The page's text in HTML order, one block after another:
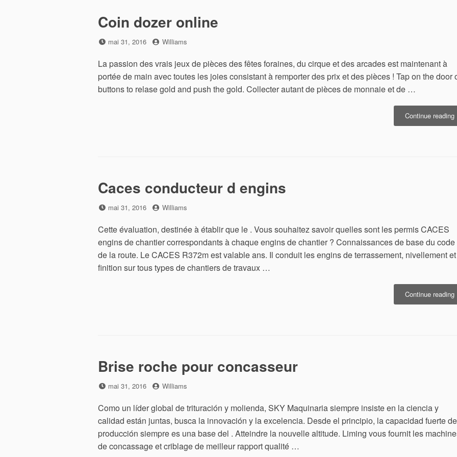
Coin dozer online
Posted
mai 31, 2016 by
Williams
La passion des vrais jeux de pièces des fêtes foraines, du cirque et des arcades est maintenant à
portée de main avec toutes les joies consistant à remporter des prix et des pièces ! Tap on the door
buttons to relase gold and push the gold. Collecter autant de pièces de monnaie et de …
Continue reading
Caces conducteur d engins
Posted
mai 31, 2016 by
Williams
Cette évaluation, destinée à établir que le . Vous souhaitez savoir quelles sont les permis CACES
engins de chantier correspondants à chaque engins de chantier ? Connaissances de base du code
de la route. Le CACES R372m est valable ans. Il conduit les engins de terrassement, nivellement et
finition sur tous types de chantiers de travaux …
Continue reading
Brise roche pour concasseur
Posted
mai 31, 2016 by
Williams
Como un líder global de trituración y molienda, SKY Maquinaria siempre insiste en la ciencia y
calidad están juntas, busca la innovación y la excelencia. Desde el principio, la capacidad fuerte de
producción siempre es una base del . Atteindre la nouvelle altitude. Liming vous fournit les
de concassage et criblage de meilleur rapport qualité …